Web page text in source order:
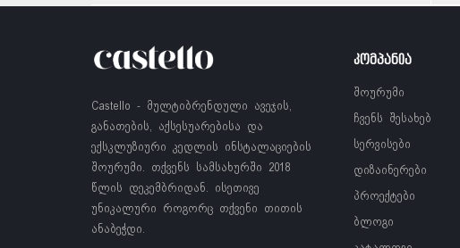
Castello - მულტიბრენდული ავეჯის,
განათების, აქსესუარებისა და
ექსკლუზიური კედლის ინსტალაციების
შოურუმი. თქვენს სამსახურში 2018
წლის დეკემბრიდან. ისეთივე
უნიკალური როგორც თქვენი თითის
ანაბეჭდი.
ᲙᲝᲛᲞᲐᲜᲘᲐ
შოურუმი
ჩვენს შესახებ
სერვისები
დიზაინერები
პროექტები
ბლოგი